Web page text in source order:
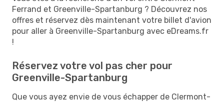
Ferrand et Greenville-Spartanburg ? Découvrez nos
offres et réservez dès maintenant votre billet d'avion
pour aller à Greenville-Spartanburg avec eDreams.fr
!
Réservez votre vol pas cher pour
Greenville-Spartanburg
Que vous ayez envie de vous échapper de Clermont-